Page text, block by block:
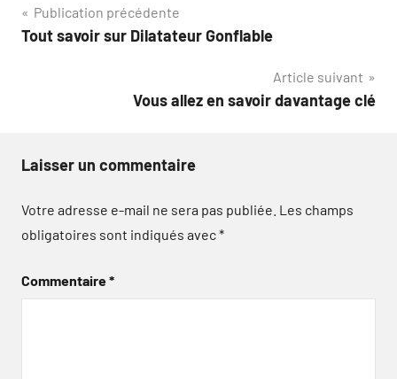
Navigation
de
Publication précédente
Tout savoir sur Dilatateur Gonflable
Article suivant
Vous allez en savoir davantage clé
Laisser un commentaire
Votre adresse e-mail ne sera pas publiée. Les champs
obligatoires sont indiqués avec*
Commentaire*